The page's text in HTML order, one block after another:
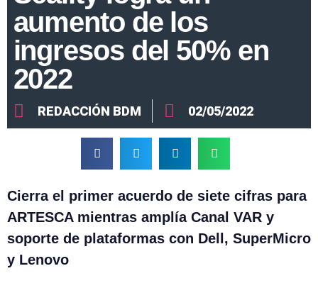
aumento de los
ingresos del 50% en
2022
REDACCIÓN BDM 02/05/2022
Cierra el primer acuerdo de siete cifras para
ARTESCA mientras amplía Canal VAR y
soporte de plataformas con Dell, SuperMicro
y Lenovo